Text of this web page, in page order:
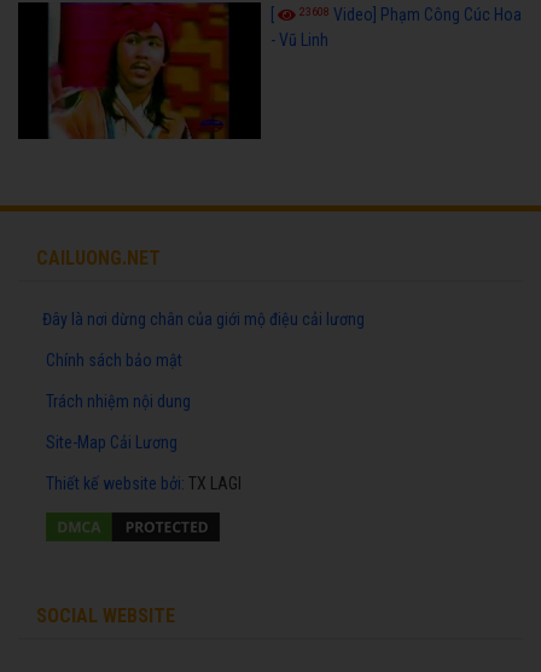
23608 Video] Phạm Công Cúc Hoa
- Vũ Linh
CAILUONG.NET
Đây là nơi dừng chân của giới mộ điệu cải lương
Chính sách bảo mật
Trách nhiệm nội dung
Site-Map Cải Lương
Thiết kế website bởi: TX LAGI
SOCIAL WEBSITE